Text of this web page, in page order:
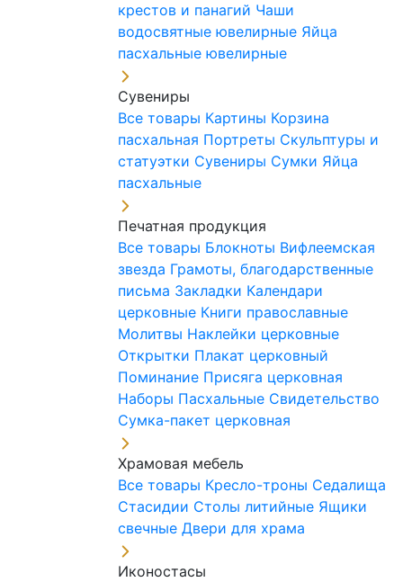
крестов и панагий Чаши
водосвятные ювелирные Яйца
пасхальные ювелирные
Сувениры
Все товары Картины Корзина
пасхальная Портреты Скульптуры и
статуэтки Сувениры Сумки Яйца
пасхальные
Печатная продукция
Все товары Блокноты Вифлеемская
звезда Грамоты, благодарственные
письма Закладки Календари
церковные Книги православные
Молитвы Наклейки церковные
Открытки Плакат церковный
Поминание Присяга церковная
Наборы Пасхальные Свидетельство
Сумка-пакет церковная
Храмовая мебель
Все товары Кресло-троны Седалища
Стасидии Столы литийные Ящики
свечные Двери для храма
Иконостасы